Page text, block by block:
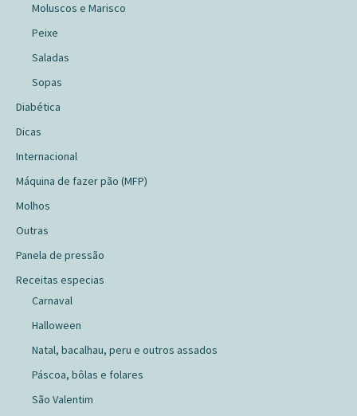
Moluscos e Marisco
Peixe
Saladas
Sopas
Diabética
Dicas
Internacional
Máquina de fazer pão (MFP)
Molhos
Outras
Panela de pressão
Receitas especias
Carnaval
Halloween
Natal, bacalhau, peru e outros assados
Páscoa, bôlas e folares
São Valentim